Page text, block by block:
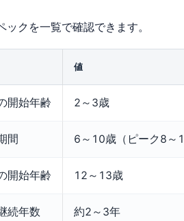
ックを一覧で確認できます。
値
開始年齢 2～3歳
間 6～10歳（ピーク8～
開始年齢 12～13歳
続年数 約2～3年